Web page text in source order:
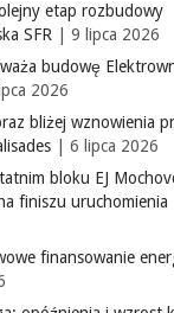
etap rozbudowy
SFR | 9 lipca 2026
budowę
2026
bliżej wznowienia
| 6 lipca 2026
bloku EJ
finiszu uruchomienia
finansowanie